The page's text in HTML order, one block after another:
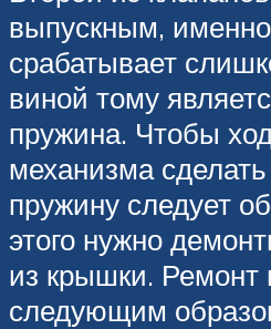
выпускным,
срабатывает
виной тому
пружина. Чтобы
механизма
пружину следует
этого нужно
из крышки. Ремонт
следующим